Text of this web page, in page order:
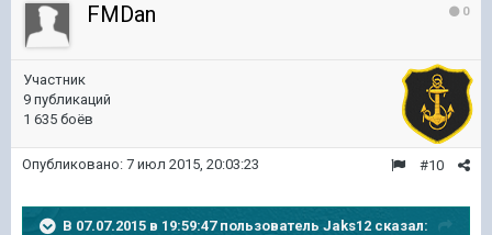
0
FMDan
Участник
9 публикаций
1 635 боёв
#10
Опубликовано: 7 июл 2015, 20:03:23
В 07.07.2015 в 19:59:47 пользователь Jaks12 сказал: